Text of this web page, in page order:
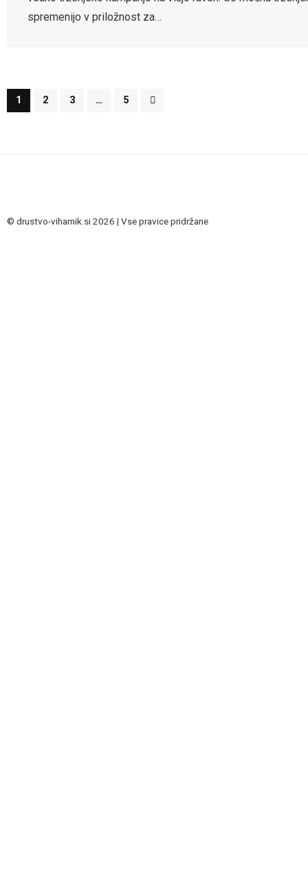
spremenijo v priložnost za…
1 2 3 … 5
© drustvo-viharnik.si 2026 | Vse pravice pridržane